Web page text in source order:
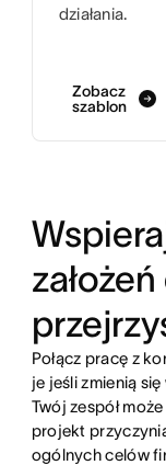
działania.
Zobacz
szablon
Połącz pracę z
je jeśli zmienią
Twój zespół
projekt
ogólnych celów